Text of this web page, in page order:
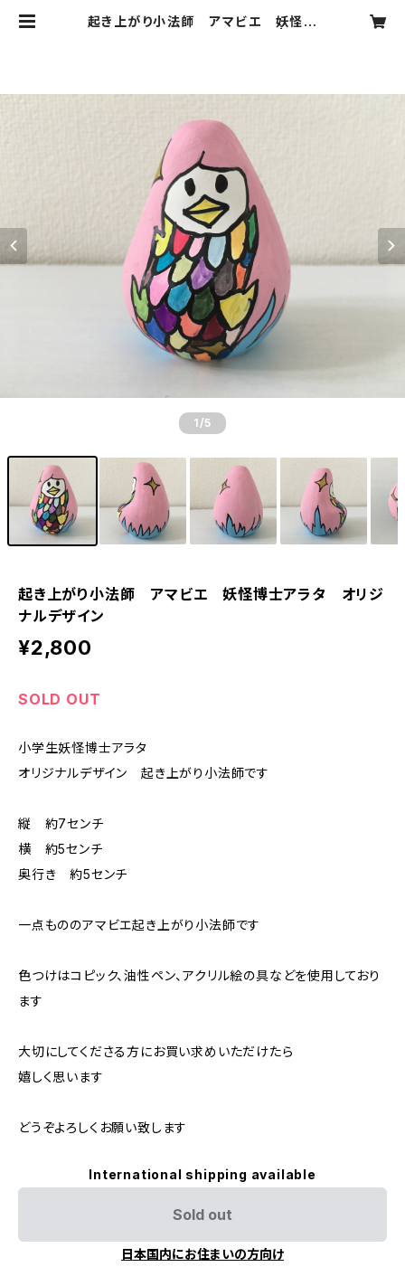
起き上がり小法師 アマビエ 妖怪博
1 /5
起き上がり小法師 アマビエ 妖怪博士アラタ オリジ
ナルデザイン
¥2,800
SOLD OUT
小学生妖怪博士アラタ
オリジナルデザイン 起き上がり小法師です
縦 約7センチ
横 約5センチ
奥行き 約5センチ
一点もののアマビエ起き上がり小法師です
色つけはコピック、油性ペン、アクリル絵の具などを使用しており
ます
大切にしてくださる方にお買い求めいただけたら
嬉しく思います
どうぞよろしくお願い致します
International shipping available
Sold out
日本国内にお住まいの方向け